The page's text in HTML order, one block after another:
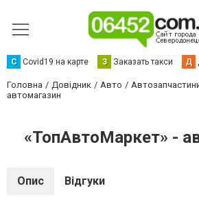
С Сovid19 на карте З Заказать такси Д
Головна Довідник Авто
автомагазин
«ТопАвтоМаркет» -
Опис Відгуки